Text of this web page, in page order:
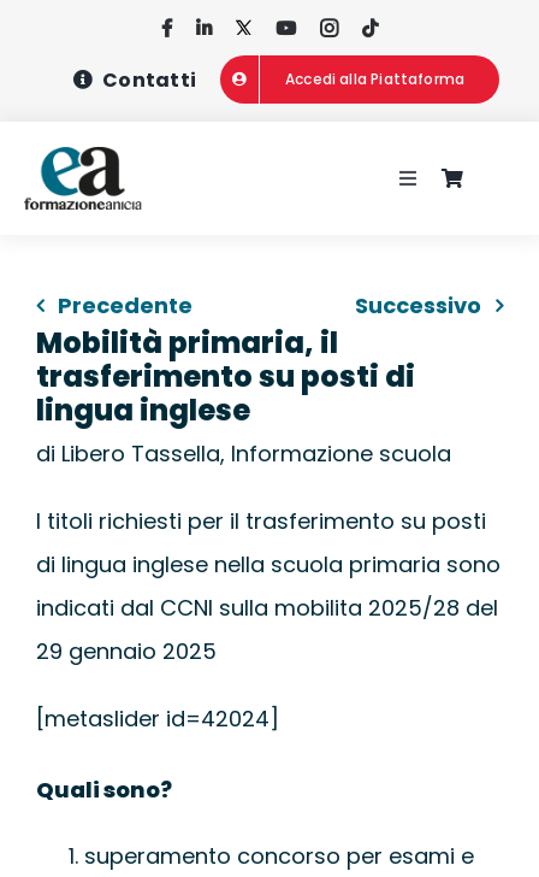
Contatti Accedi alla Piattaforma
Toggle
CHI SIAMO
WEBINAR
Precedente Successivo
Mobilità primaria, il
trasferimento su posti di
lingua inglese
di Libero Tassella, Informazione scuola
I titoli richiesti per il trasferimento su posti
di lingua inglese nella scuola primaria sono
indicati dal CCNI sulla mobilita 2025/28 del
29 gennaio 2025
[metaslider id=42024]
Quali sono?
superamento concorso per esami e